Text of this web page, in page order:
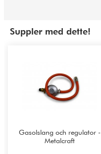
Suppler med dette!
Gasolslang och regulator -
Metalcraft